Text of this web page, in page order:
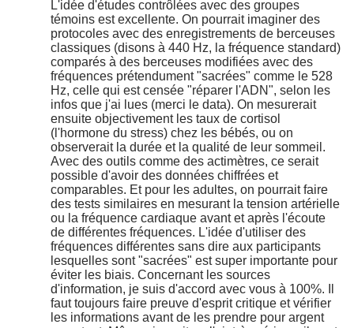
L'idée d'études contrôlées avec des groupes
témoins est excellente. On pourrait imaginer des
protocoles avec des enregistrements de berceuses
classiques (disons à 440 Hz, la fréquence standard)
comparés à des berceuses modifiées avec des
fréquences prétendument "sacrées" comme le 528
Hz, celle qui est censée "réparer l'ADN", selon les
infos que j'ai lues (merci le data). On mesurerait
ensuite objectivement les taux de cortisol
(l'hormone du stress) chez les bébés, ou on
observerait la durée et la qualité de leur sommeil.
Avec des outils comme des actimètres, ce serait
possible d'avoir des données chiffrées et
comparables. Et pour les adultes, on pourrait faire
des tests similaires en mesurant la tension artérielle
ou la fréquence cardiaque avant et après l'écoute
de différentes fréquences. L'idée d'utiliser des
fréquences différentes sans dire aux participants
lesquelles sont "sacrées" est super importante pour
éviter les biais. Concernant les sources
d'information, je suis d'accord avec vous à 100%. Il
faut toujours faire preuve d'esprit critique et vérifier
les informations avant de les prendre pour argent